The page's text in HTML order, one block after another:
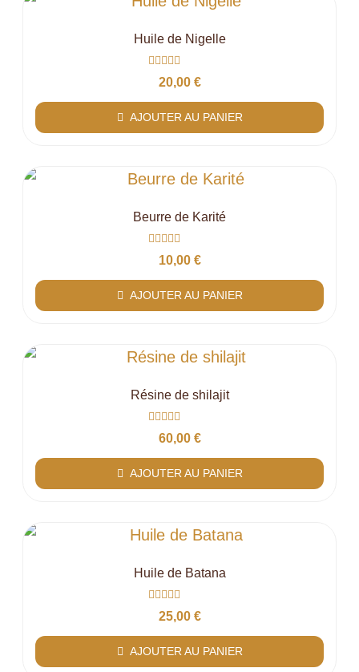
Huile de Nigelle
Note
sur
5
20,00 €
AJOUTER AU PANIER
Beurre de Karité
Note
sur
5
10,00 €
AJOUTER AU PANIER
Résine de shilajit
Note
sur
5
60,00 €
AJOUTER AU PANIER
Huile de Batana
Note
sur
5
25,00 €
AJOUTER AU PANIER